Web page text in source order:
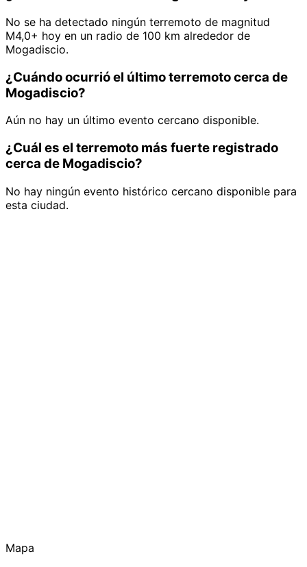
No se ha detectado ningún terremoto de magnitud
M4,0+ hoy en un radio de 100 km alrededor de
Mogadiscio.
¿Cuándo ocurrió el último terremoto cerca de
Mogadiscio?
Aún no hay un último evento cercano disponible.
¿Cuál es el terremoto más fuerte registrado
cerca de Mogadiscio?
No hay ningún evento histórico cercano disponible para
esta ciudad.
Mapa